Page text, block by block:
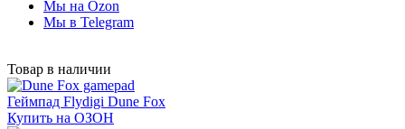
Мы на Ozon
Мы в Telegram
Товар в наличии
Геймпад Flydigi Dune Fox
Купить на ОЗОН